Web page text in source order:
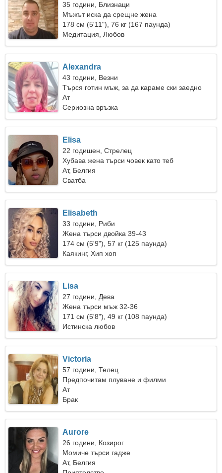
35 години, Близнаци
Мъжът иска да срещне жена
178 см (5'11"), 76 кг (167 паунда)
Медитация, Любов
Alexandra
43 години, Везни
Търся готин мъж, за да караме ски заедно
Ат
Сериозна връзка
Elisa
22 годишен, Стрелец
Хубава жена търси човек като теб
Ат, Белгия
Сватба
Elisabeth
33 години, Риби
Жена търси двойка 39-43
174 см (5'9"), 57 кг (125 паунда)
Каякинг, Хип хоп
Lisa
27 години, Дева
Жена търси мъж 32-36
171 см (5'8"), 49 кг (108 паунда)
Истинска любов
Victoria
57 години, Телец
Предпочитам плуване и филми
Ат
Брак
Aurore
26 години, Козирог
Момиче търси гадже
Ат, Белгия